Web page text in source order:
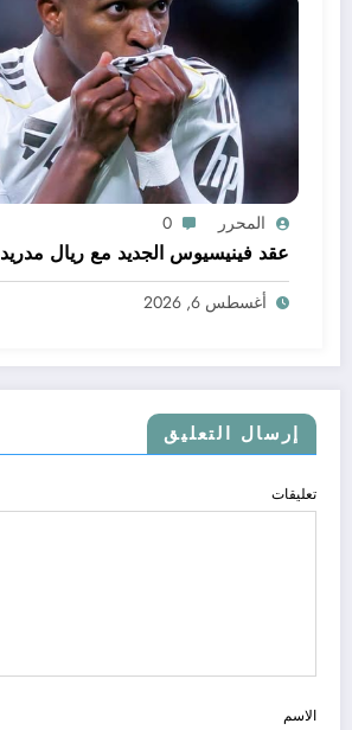
المحرر 0
عقد فينيسيوس الجديد مع ريال مدريد
أغسطس 6, 2026
إرسال التعليق
تعليقات
الاسم